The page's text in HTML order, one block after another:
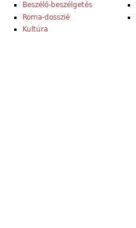
Beszélő-beszélgetés
Roma-dosszié
Kultúra